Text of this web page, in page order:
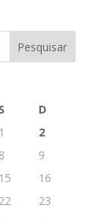
S
D
1
2
8
9
15
16
22
23